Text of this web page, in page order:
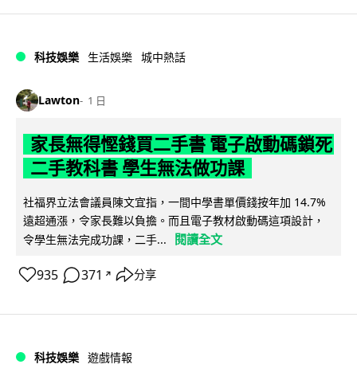
科技娛樂 生活娛樂 城中熱話
Lawton 1 日
家長無得慳錢買二手書 電子啟動碼鎖死
二手教科書 學生無法做功課
社福界立法會議員陳文宜指，一間中學書單價錢按年加 14.7%
遠超通漲，令家長難以負擔。而且電子教材啟動碼這項設計，
令學生無法完成功課，二手...
閱讀全文
935 371 ↗ 分享
科技娛樂 遊戲情報